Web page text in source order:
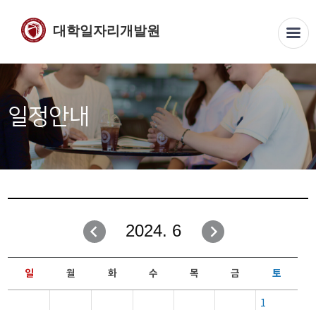
대학일자리개발원
일정안내
2024. 6
일 월 화 수 목 금 토
1